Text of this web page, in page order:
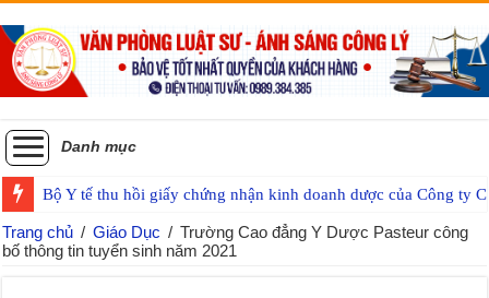
Danh mục
Bộ Y tế thu hồi giấy chứng nhận kinh doanh dược của Công ty
Trang chủ / Giáo Dục / Trường Cao đẳng Y Dược Pasteur công
bố thông tin tuyển sinh năm 2021